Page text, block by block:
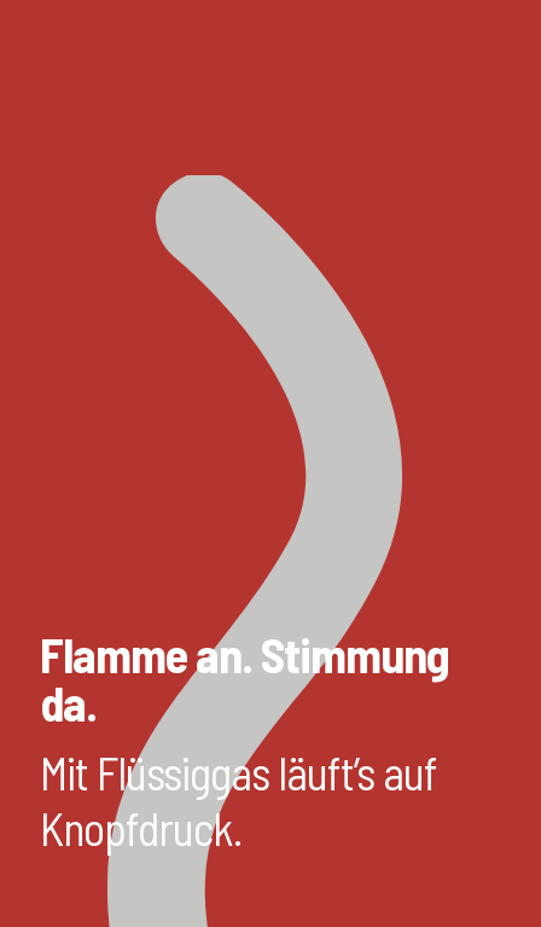
Flamme an. Stimmung
da.
Mit Flüssiggas läuft’s auf
Knopfdruck.